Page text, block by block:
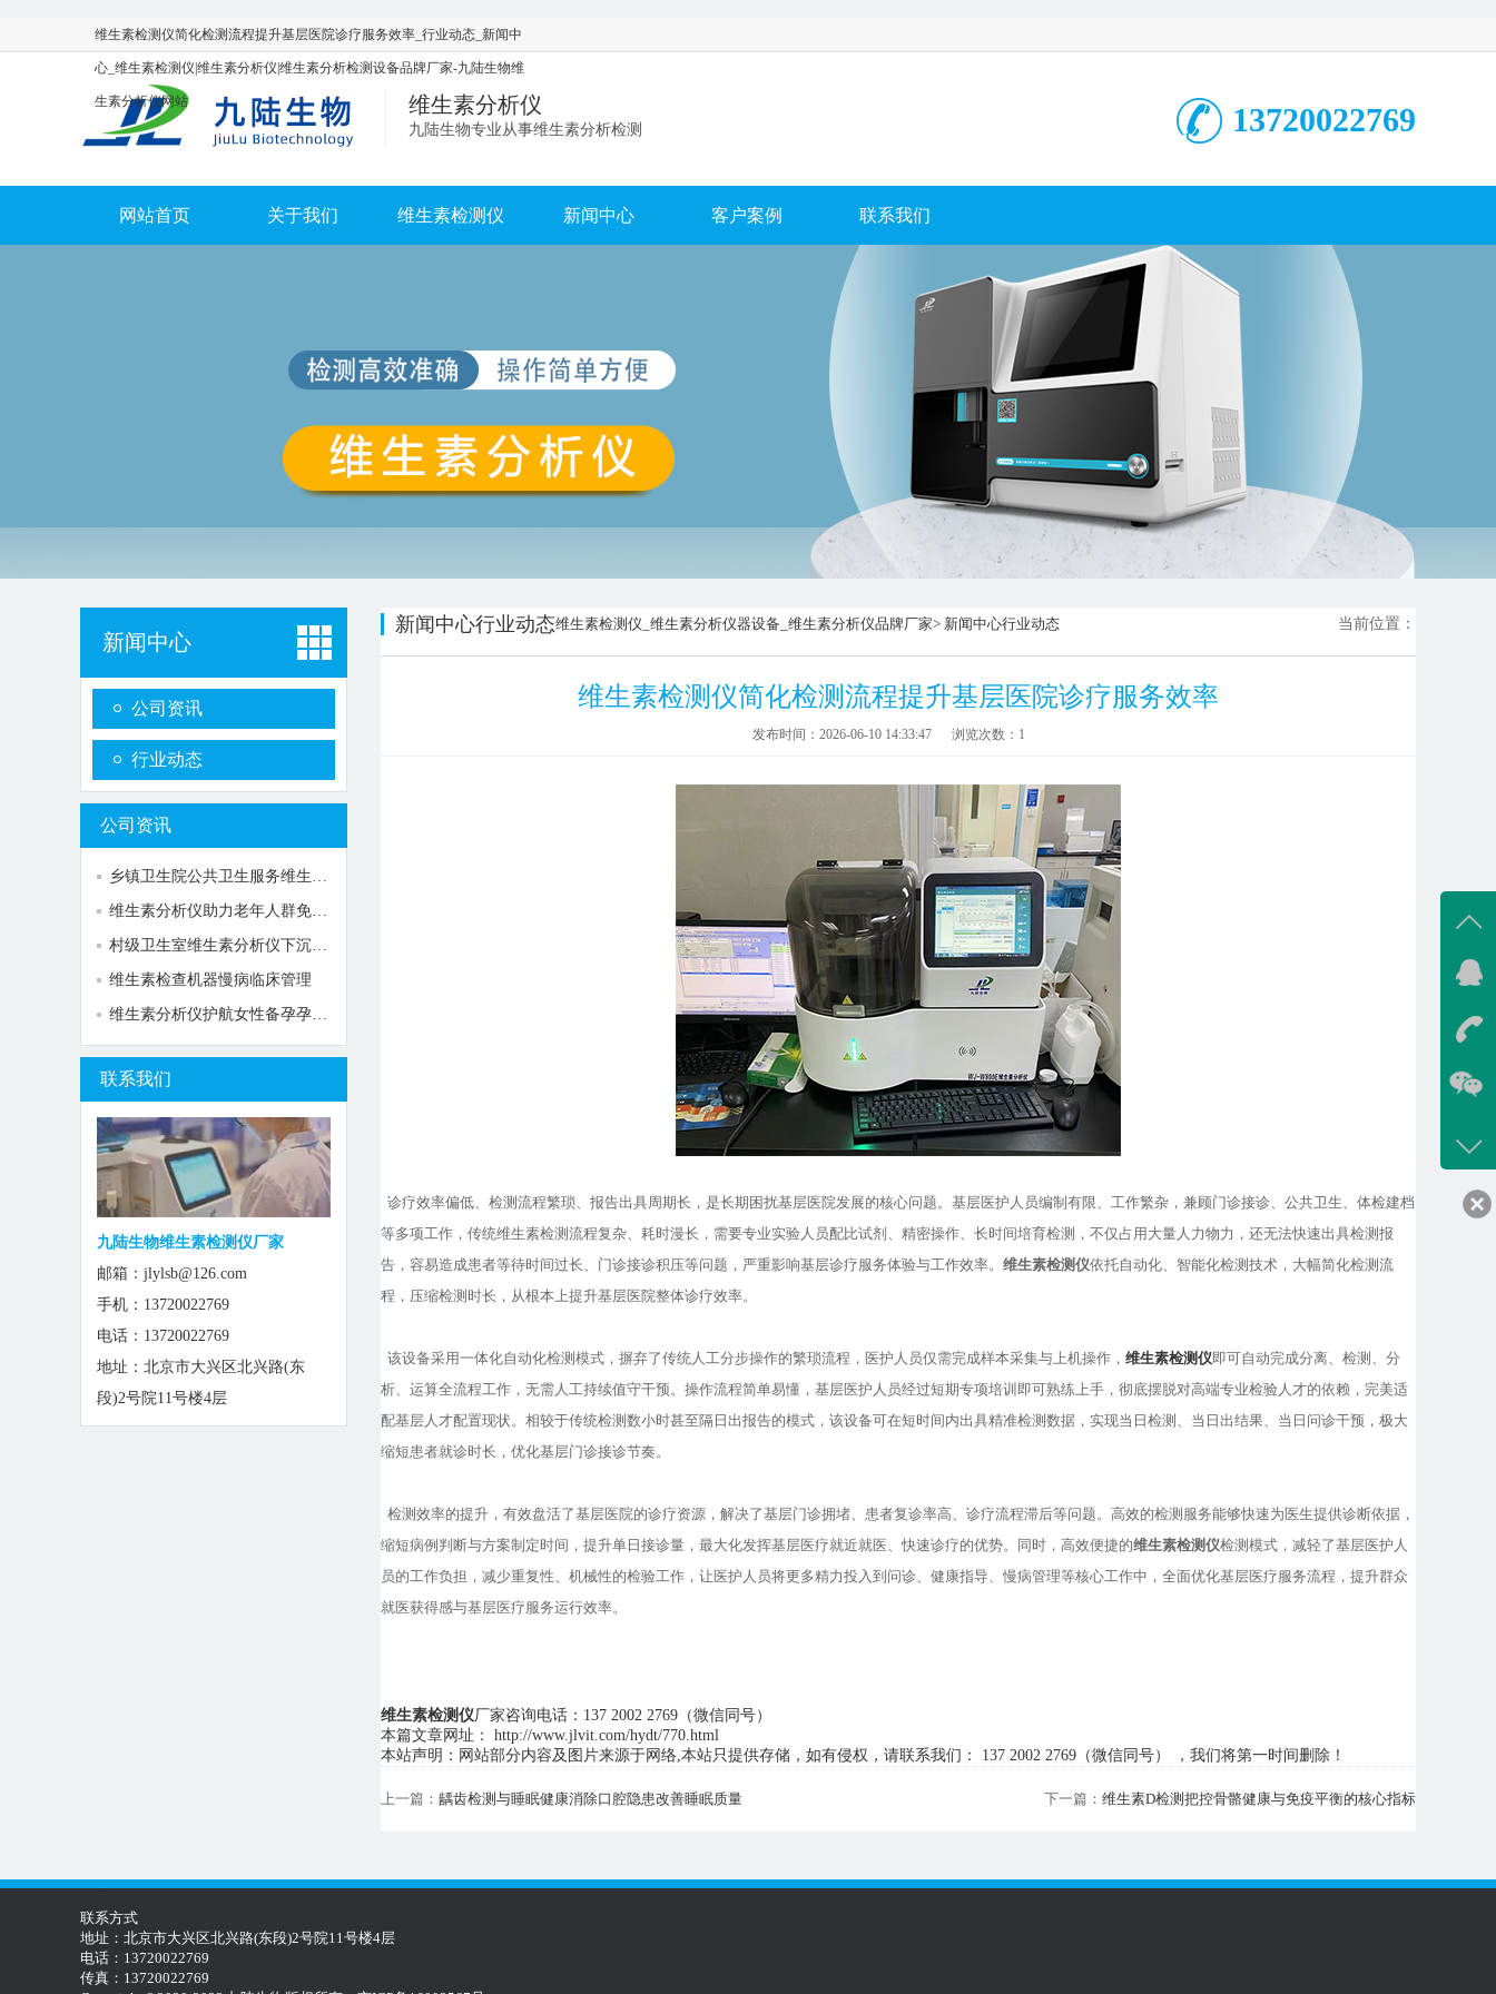
维生素检测仪简化检测流程提升基层医院诊疗服务效率_行业动态_新闻中
心_维生素检测仪|维生素分析仪|维生素分析检测设备品牌厂家-九陆生物维
生素分析仪网站 维生素分析仪
九陆生物专业从事维生素分析检测 13720022769
网站首页 关于我们 维生素检测仪 新闻中心 客户案例 联系我们
新闻中心
公司资讯
行业动态
公司资讯
乡镇卫生院公共卫生服务维生素分析仪安装案...
维生素分析仪助力老年人群免疫功能低下干...
村级卫生室维生素分析仪下沉实现村级营养筛...
维生素检查机器慢病临床管理
维生素分析仪护航女性备孕孕期全周期健康
联系我们
九陆生物维生素检测仪厂家
邮箱：jlylsb@126.com
手机：13720022769
电话：13720022769
地址：北京市大兴区北兴路(东
段)2号院11号楼4层
新闻中心行业动态 当前位置：
维生素检测仪_维生素分析仪器设备_维生素分析仪品牌厂家> 新闻中心行业动态
维生素检测仪简化检测流程提升基层医院诊疗服务效率
发布时间：2026-06-10 14:33:47 浏览次数： 1
诊疗效率偏低、检测流程繁琐、报告出具周期长，是长期困扰基层医院发展的核心问题。基层医护人员编制有限、工作繁杂，兼顾门诊接诊、公共卫生、体检建档
等多项工作，传统维生素检测流程复杂、耗时漫长，需要专业实验人员配比试剂、精密操作、长时间培育检测，不仅占用大量人力物力，还无法快速出具检测报
告，容易造成患者等待时间过长、门诊接诊积压等问题，严重影响基层诊疗服务体验与工作效率。 维生素检测仪依托自动化、智能化检测技术，大幅简化检测流
程，压缩检测时长，从根本上提升基层医院整体诊疗效率。
该设备采用一体化自动化检测模式，摒弃了传统人工分步操作的繁琐流程，医护人员仅需完成样本采集与上机操作， 维生素检测仪即可自动完成分离、检测、分
析、运算全流程工作，无需人工持续值守干预。操作流程简单易懂，基层医护人员经过短期专项培训即可熟练上手，彻底摆脱对高端专业检验人才的依赖，完美适
配基层人才配置现状。相较于传统检测数小时甚至隔日出报告的模式，该设备可在短时间内出具精准检测数据，实现当日检测、当日出结果、当日问诊干预，极大
缩短患者就诊时长，优化基层门诊接诊节奏。
检测效率的提升，有效盘活了基层医院的诊疗资源，解决了基层门诊拥堵、患者复诊率高、诊疗流程滞后等问题。高效的检测服务能够快速为医生提供诊断依据，
缩短病例判断与方案制定时间，提升单日接诊量，最大化发挥基层医疗就近就医、快速诊疗的优势。同时，高效便捷的维生素检测仪检测模式，减轻了基层医护人
员的工作负担，减少重复性、机械性的检验工作，让医护人员将更多精力投入到问诊、健康指导、慢病管理等核心工作中，全面优化基层医疗服务流程，提升群众
就医获得感与基层医疗服务运行效率。
维生素检测仪厂家咨询电话：137 2002 2769（微信同号）
本篇文章网址： http://www.jlvit.com/hydt/770.html
本站声明：网站部分内容及图片来源于网络,本站只提供存储，如有侵权，请联系我们： 137 2002 2769（微信同号） ，我们将第一时间删除！
上一篇： 龋齿检测与睡眠健康消除口腔隐患改善睡眠质量 下一篇： 维生素D检测把控骨骼健康与免疫平衡的核心指标
联系方式
地址：北京市大兴区北兴路(东段)2号院11号楼4层
电话：13720022769
传真：13720022769
在线
咨询
客服